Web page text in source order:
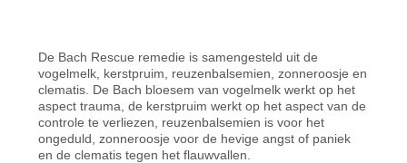
De Bach Rescue remedie is samengesteld uit de
vogelmelk, kerstpruim, reuzenbalsemien, zonneroosje en
clematis. De Bach bloesem van vogelmelk werkt op het
aspect trauma, de kerstpruim werkt op het aspect van de
controle te verliezen, reuzenbalsemien is voor het
ongeduld, zonneroosje voor de hevige angst of paniek
en de clematis tegen het flauwvallen.